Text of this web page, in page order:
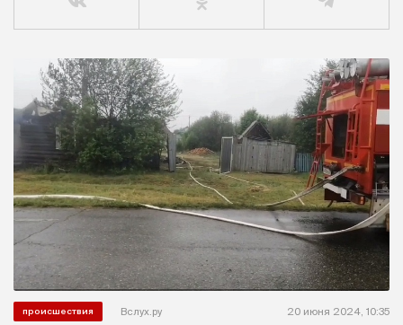
происшествия Вслух.ру 20 июня 2024, 10:35